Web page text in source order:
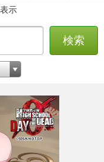
示
検索